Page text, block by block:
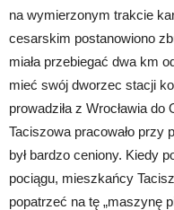
na wymierzonym trakcie
cesarskim postanowiono
miała przebiegać dwa km
mieć swój dworzec stacji
prowadziła z Wrocławia
Taciszowa pracowało przy
był bardzo ceniony. Kiedy
pociągu, mieszkańcy
popatrzeć na tę „maszynę